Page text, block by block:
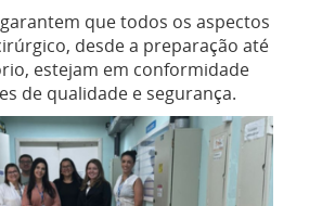
que todos os aspectos
desde a preparação até
estejam em conformidade
de qualidade e segurança.